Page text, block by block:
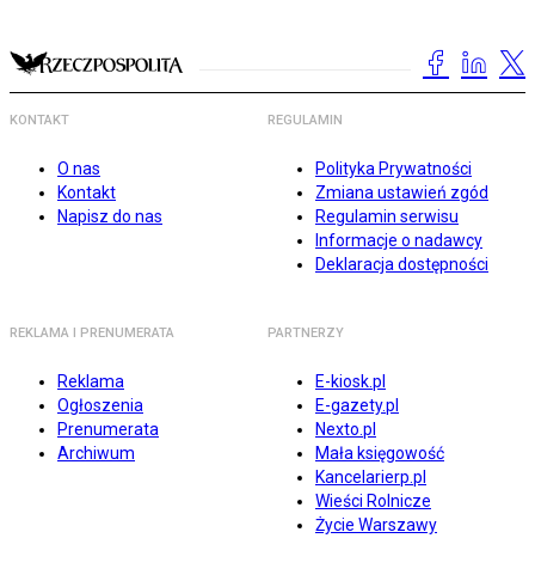
KONTAKT
O nas
Kontakt
Napisz do nas
REGULAMIN
Polityka Prywatności
Zmiana ustawień zgód
Regulamin serwisu
Informacje o nadawcy
Deklaracja dostępności
REKLAMA I PRENUMERATA
Reklama
Ogłoszenia
Prenumerata
Archiwum
PARTNERZY
E-kiosk.pl
E-gazety.pl
Nexto.pl
Mała księgowość
Kancelarierp.pl
Wieści Rolnicze
Życie Warszawy